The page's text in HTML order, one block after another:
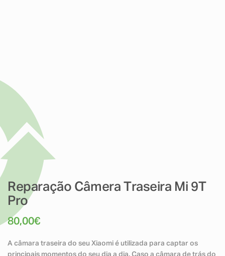
Reparação Câmera Traseira Mi 9T
Pro
80,00€
A câmara traseira do seu Xiaomi é utilizada para captar os
principais momentos do seu dia a dia. Caso a câmara de trás do